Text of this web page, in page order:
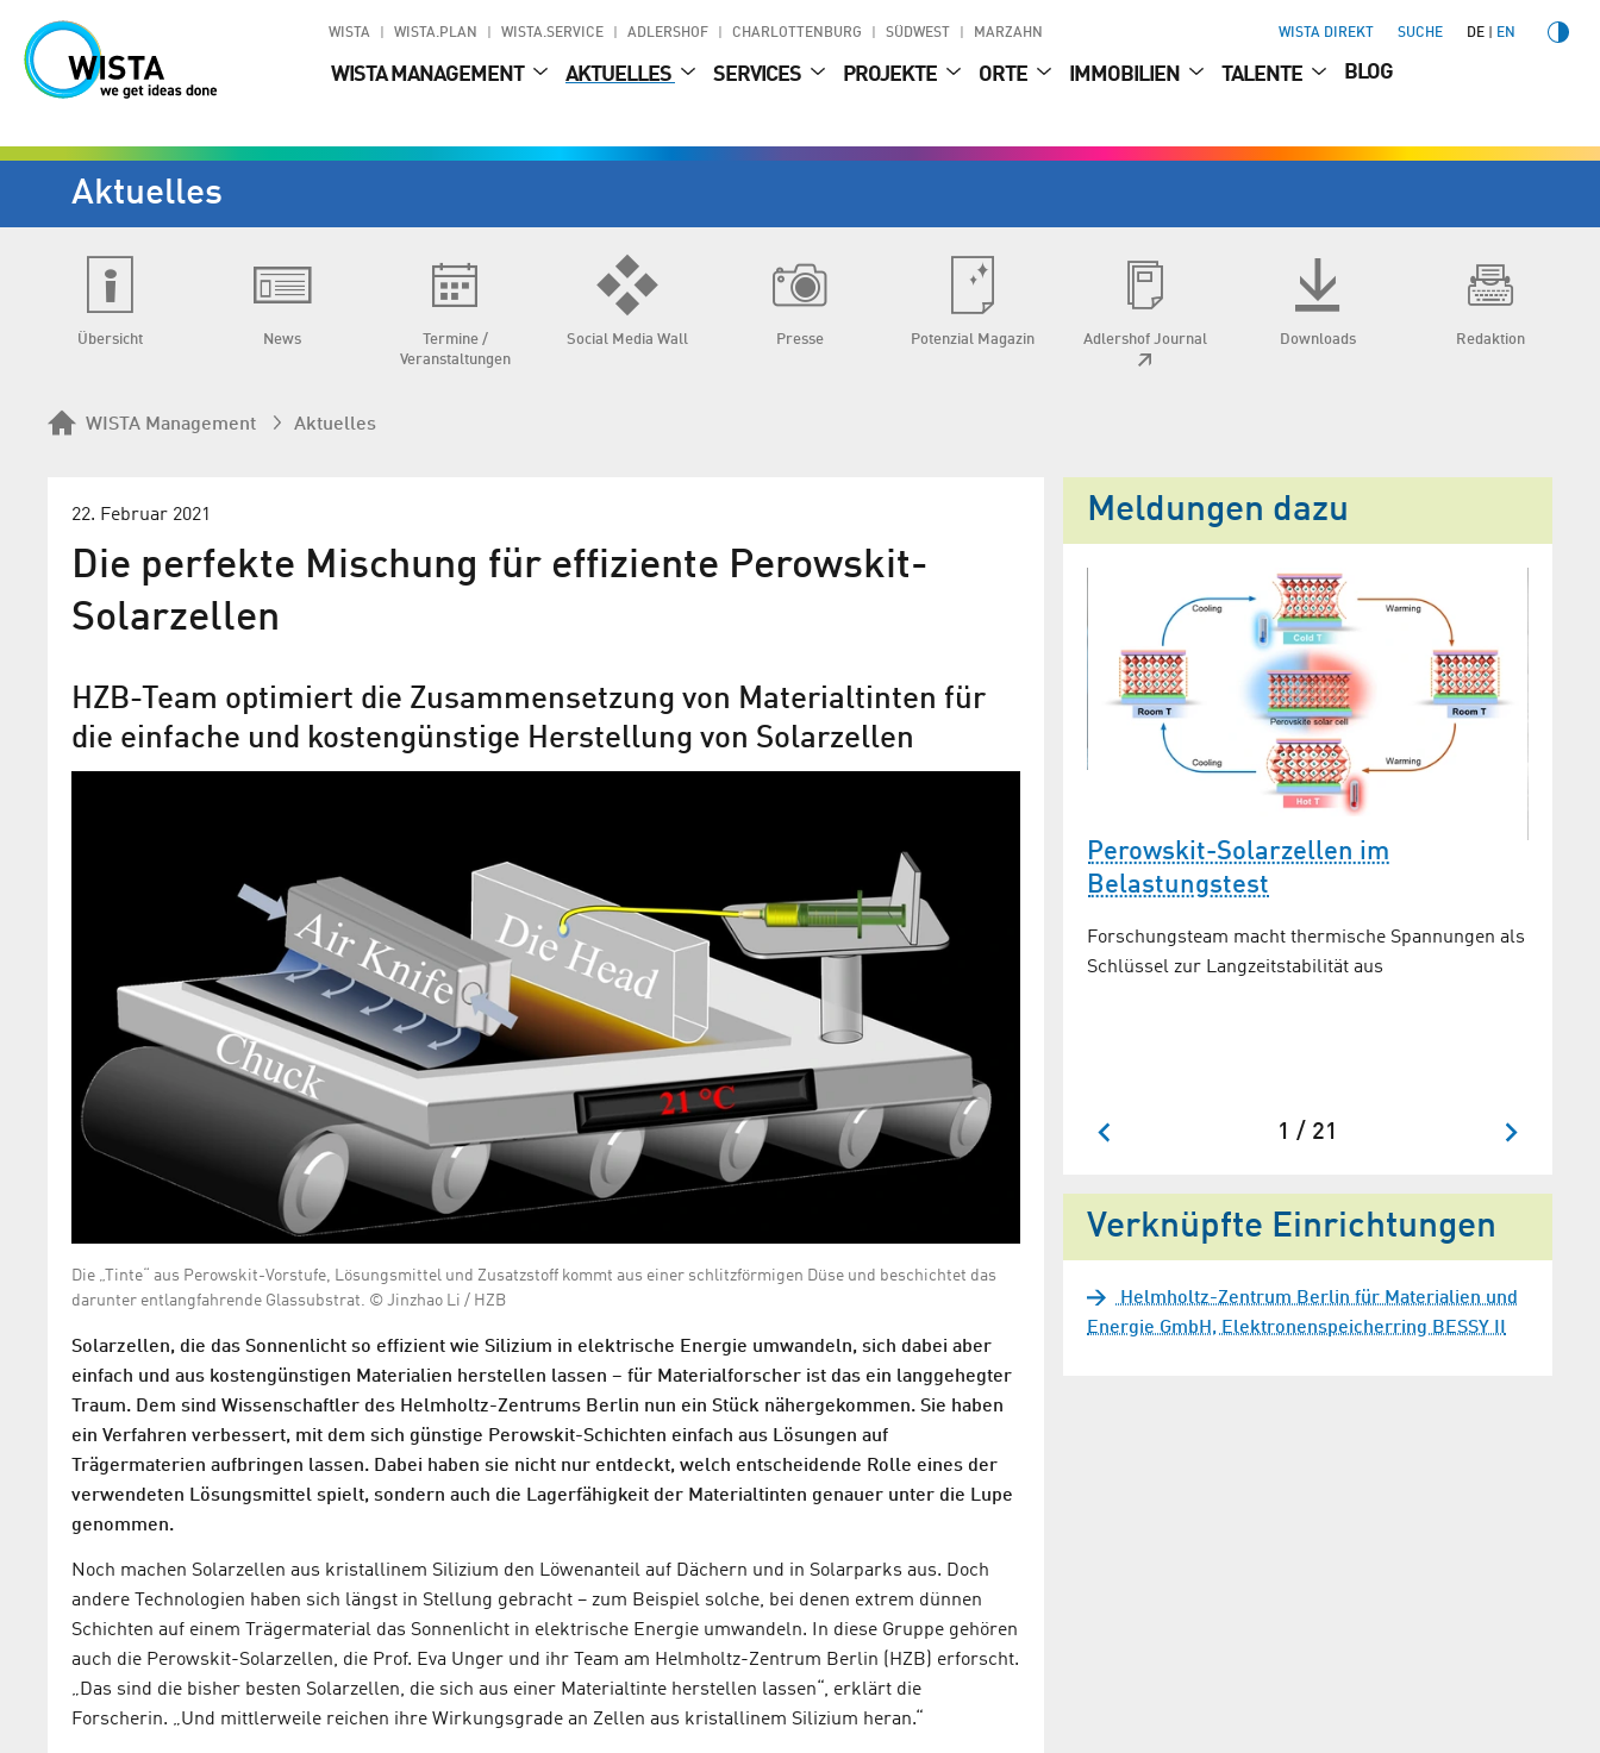
WISTA WISTA.PLAN WISTA.SERVICE ADLERSHOF CHARLOTTENBURG SÜDWEST MARZAHN WISTA DIREKT SUCHE DE EN
WISTA MANAGEMENT AKTUELLES SERVICES PROJEKTE ORTE IMMOBILIEN TALENTE BLOG
Aktuelles
Übersicht News
Termine /
Veranstaltungen
Social Media Wall Presse Potenzial Magazin Adlershof Journal Downloads Redaktion
WISTA Management Aktuelles
22. Februar 2021
Die perfekte Mischung für effiziente Perowskit-
Solarzellen
HZB-Team optimiert die Zusammensetzung von Materialtinten für
die einfache und kostengünstige Herstellung von Solarzellen
Die „Tinte“ aus Perowskit-Vorstufe, Lösungsmittel und Zusatzstoff kommt aus einer schlitzförmigen Düse und beschichtet das
darunter entlangfahrende Glassubstrat. © Jinzhao Li / HZB
Solarzellen, die das Sonnenlicht so effizient wie Silizium in elektrische Energie umwandeln, sich dabei aber
einfach und aus kostengünstigen Materialien herstellen lassen – für Materialforscher ist das ein langgehegter
Traum. Dem sind Wissenschaftler des Helmholtz-Zentrums Berlin nun ein Stück nähergekommen. Sie haben
ein Verfahren verbessert, mit dem sich günstige Perowskit-Schichten einfach aus Lösungen auf
Trägermaterien aufbringen lassen. Dabei haben sie nicht nur entdeckt, welch entscheidende Rolle eines der
verwendeten Lösungsmittel spielt, sondern auch die Lagerfähigkeit der Materialtinten genauer unter die Lupe
genommen.
Noch machen Solarzellen aus kristallinem Silizium den Löwenanteil auf Dächern und in Solarparks aus. Doch
andere Technologien haben sich längst in Stellung gebracht – zum Beispiel solche, bei denen extrem dünnen
Schichten auf einem Trägermaterial das Sonnenlicht in elektrische Energie umwandeln. In diese Gruppe gehören
auch die Perowskit-Solarzellen, die Prof. Eva Unger und ihr Team am Helmholtz-Zentrum Berlin (HZB) erforscht.
„Das sind die bisher besten Solarzellen, die sich aus einer Materialtinte herstellen lassen“, erklärt die
Forscherin. „Und mittlerweile reichen ihre Wirkungsgrade an Zellen aus kristallinem Silizium heran.“
Meldungen dazu
„Die Zelle sieht aus wie nach einem
Marathonlauf“
Röntgenmikroskopie an BESSY II zeigt, wie
Nanopartikel Zellen verändern können
Humboldt-Universität zu Berlin und Helmholtz-
Zentrum Berlin gründen gemeinsames Labor und
Forschergruppe „Generative Fertigungsprozesse für
Hybride Bauelemente“
Perowskit-Solarzellen im
Belastungstest
Forschungsteam macht thermische Spannungen als
Schlüssel zur Langzeitstabilität aus
1 / 21
Verknüpfte Einrichtungen
Helmholtz-Zentrum Berlin für Materialien und
Energie GmbH, Elektronenspeicherring BESSY II